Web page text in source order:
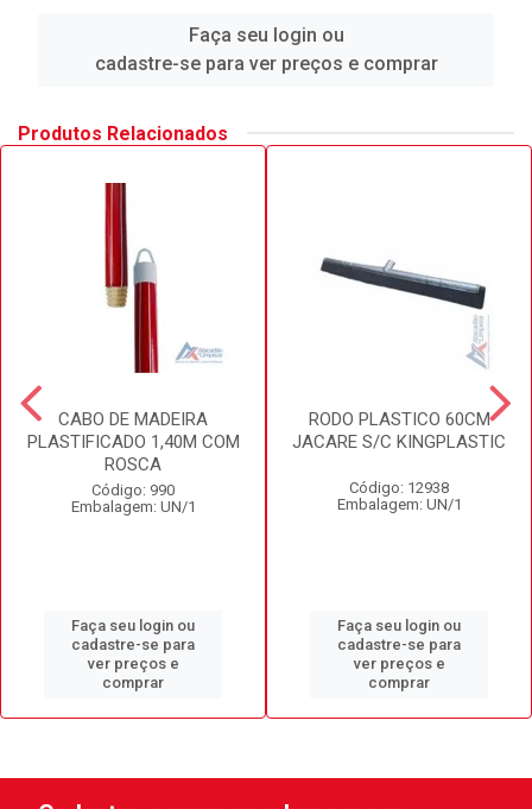
Faça seu login ou
cadastre-se para ver preços e comprar
Produtos Relacionados
CABO DE MADEIRA
PLASTIFICADO 1,40M COM
ROSCA
Código: 990
Embalagem: UN/1
Faça seu login ou
cadastre-se para
ver preços e
comprar
RODO PLASTICO 60CM
JACARE S/C KINGPLASTIC
Código: 12938
Embalagem: UN/1
Faça seu login ou
cadastre-se para
ver preços e
comprar